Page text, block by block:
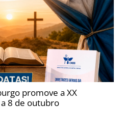
promove a XX
8 de outubro